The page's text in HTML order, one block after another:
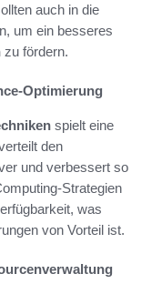
auch in die
um ein besseres
zu fördern.
Optimierung
spielt eine
den
und verbessert so
Strategien
was
von Vorteil ist.